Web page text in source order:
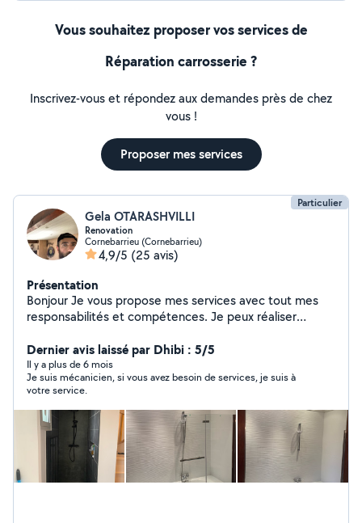
CESU).Vous souhaitez proposer vos services de
Réparation carrosserie ?
Inscrivez-vous et répondez aux demandes près de chez
vous !
Proposer mes services
Particulier
Gela OTARASHVILLI
Renovation
Cornebarrieu (Cornebarrieu)
4,9/5 (25 avis)
Présentation
Bonjour Je vous propose mes services avec tout mes
responsabilités et compétences. Je peux réaliser
meubles ou des bricolages, N'hésitez pas me contacter
si vous aurez des questions et si vous avez besoin des
conseils. Votre satisfaction est ma priorité Je vais rester
Dernier avis laissé par Dhibi : 5/5
Il y a plus de 6 mois
Je suis mécanicien, si vous avez besoin de services, je suis à
votre service.